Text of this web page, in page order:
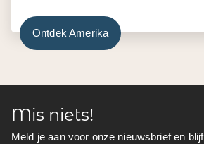
Ontdek Amerika
Mis niets!
Meld je aan voor onze nieuwsbrief en